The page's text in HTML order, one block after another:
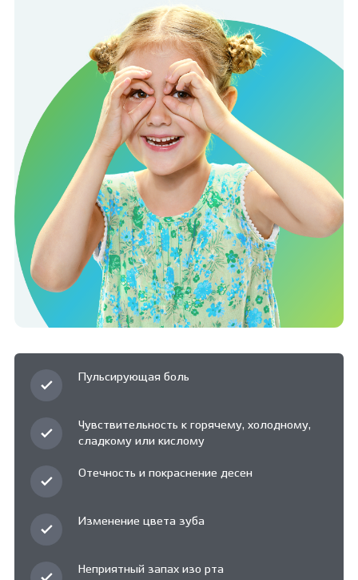
Пульсирующая боль
Чувствительность к горячему, холодному,
сладкому или кислому
Отечность и покраснение десен
Изменение цвета зуба
Неприятный запах изо рта